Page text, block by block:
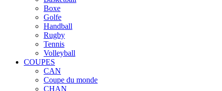
Boxe
Golfe
Handball
Rugby
Tennis
Volleyball
COUPES
CAN
Coupe du monde
CHAN